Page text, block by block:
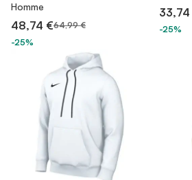
Homme
48,74 €64,99 €
-25%
33,74
-25%